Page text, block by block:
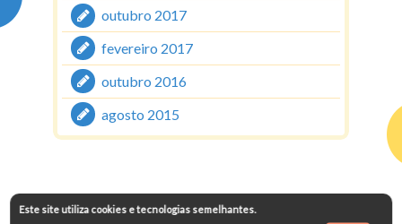
Este site utiliza cookies e tecnologias semelhantes.
outubro 2017
fevereiro 2017
outubro 2016
agosto 2015